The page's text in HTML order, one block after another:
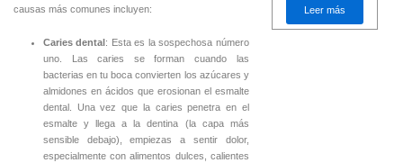
causas más comunes incluyen:
Caries dental : Esta es la sospechosa número
uno. Las caries se forman cuando las
bacterias en tu boca convierten los azúcares y
almidones en ácidos que erosionan el esmalte
dental. Una vez que la caries penetra en el
esmalte y llega a la dentina (la capa más
sensible debajo), empiezas a sentir dolor,
especialmente con alimentos dulces, calientes
Leer más